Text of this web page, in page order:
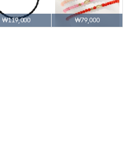
₩119,000 ₩79,000